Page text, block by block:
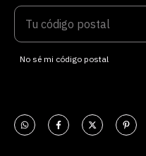
No sé mi código postal